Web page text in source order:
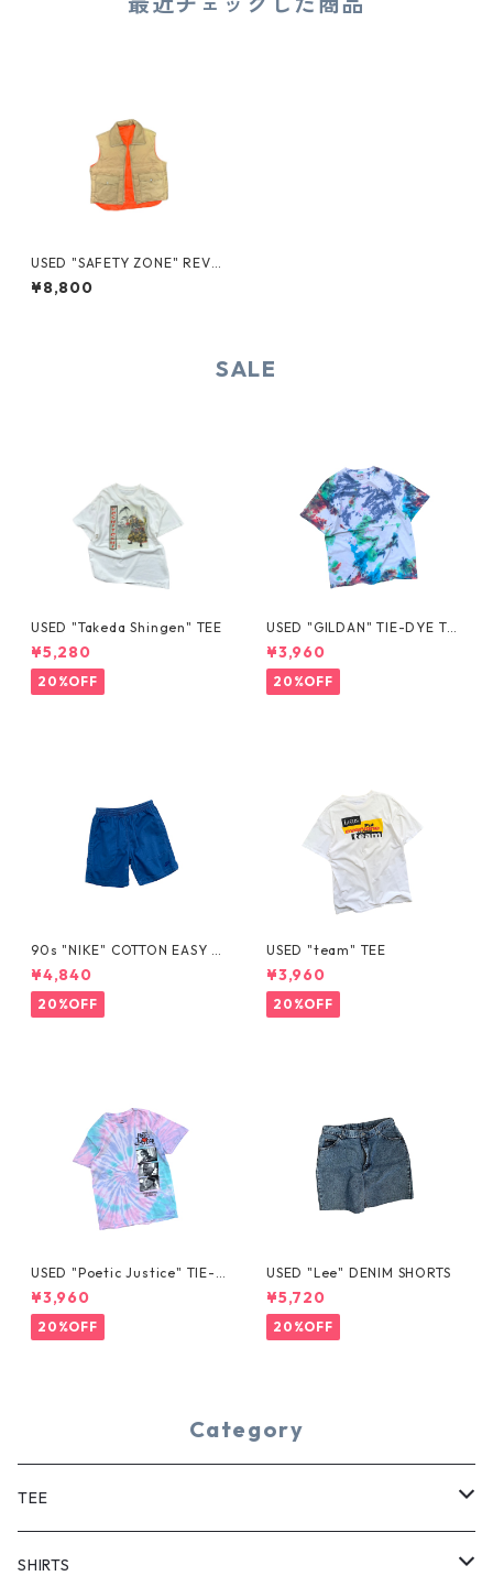
USED "SAFETY ZONE" REVE
RSIBLE PADDING VEST
¥8,800
SALE
USED "Takeda Shingen" TEE
¥5,280
20%OFF
USED "GILDAN" TIE-DYE TE
E
¥3,960
20%OFF
90s "NIKE" COTTON EASY S
HORTS
¥4,840
20%OFF
USED "team" TEE
¥3,960
20%OFF
USED "Poetic Justice" TIE-D
YE TEE
¥3,960
20%OFF
USED "Lee" DENIM SHORTS
¥5,720
20%OFF
Category
TEE
SHORT SLEEVE
SHIRTS